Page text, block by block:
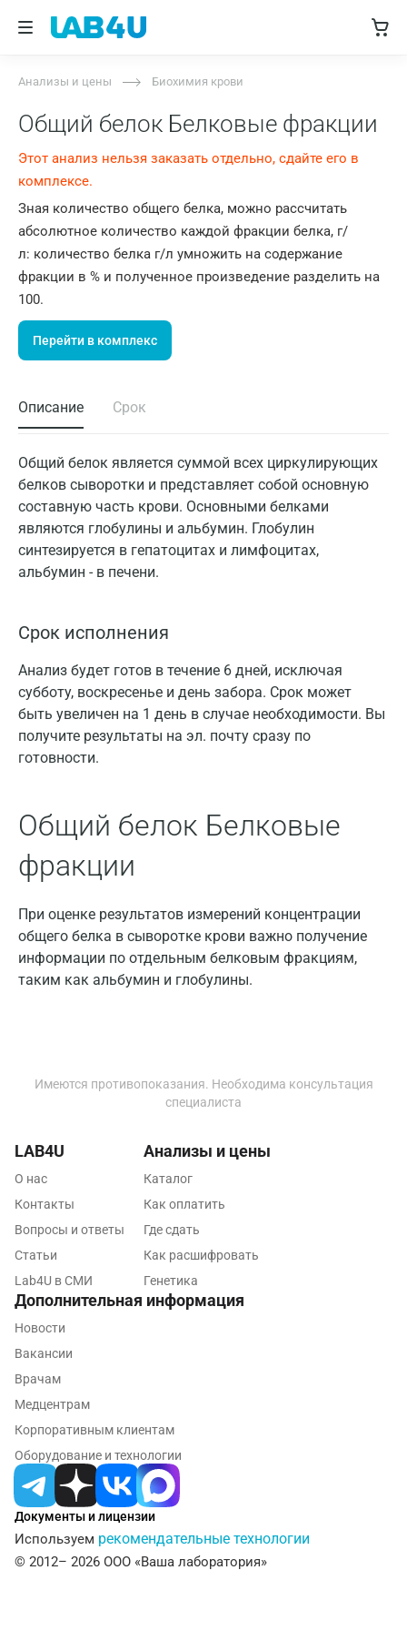
Анализы и цены Биохимия крови
Общий белок Белковые фракции
Этот анализ нельзя заказать отдельно, сдайте его в
комплексе.
Зная количество общего белка, можно рассчитать
абсолютное количество каждой фракции белка, г/
л: количество белка г/л умножить на содержание
фракции в % и полученное произведение разделить на
100.
Перейти в комплекс
Описание Срок
Общий белок является суммой всех циркулирующих
белков сыворотки и представляет собой основную
составную часть крови. Основными белками
являются глобулины и альбумин. Глобулин
синтезируется в гепатоцитах и лимфоцитах,
альбумин - в печени.
Срок исполнения
Анализ будет готов в течение 6 дней, исключая
субботу, воскресенье и день забора. Срок может
быть увеличен на 1 день в случае необходимости. Вы
получите результаты на эл. почту сразу по
готовности.
Общий белок Белковые
фракции
При оценке результатов измерений концентрации
общего белка в сыворотке крови важно получение
информации по отдельным белковым фракциям,
таким как альбумин и глобулины.
Санкт-Петербург
Альметьевск
Апрелевка
Великий Новгород
Видное
Волгоград
Вологда
Гатчина
Геленджик
Голубое
Дзержинск
Имеются противопоказания. Необходима консультация
специалиста
Документы и лицензии
Используем рекомендательные технологии
© 2012– 2026 ООО «Ваша лаборатория»
LAB4U
О нас
Контакты
Вопросы и ответы
Статьи
Lab4U в СМИ
Анализы и цены
Каталог
Как оплатить
Где сдать
Как расшифровать
Генетика
Дополнительная информация
Новости
Вакансии
Врачам
Медцентрам
Корпоративным клиентам
Оборудование и технологии